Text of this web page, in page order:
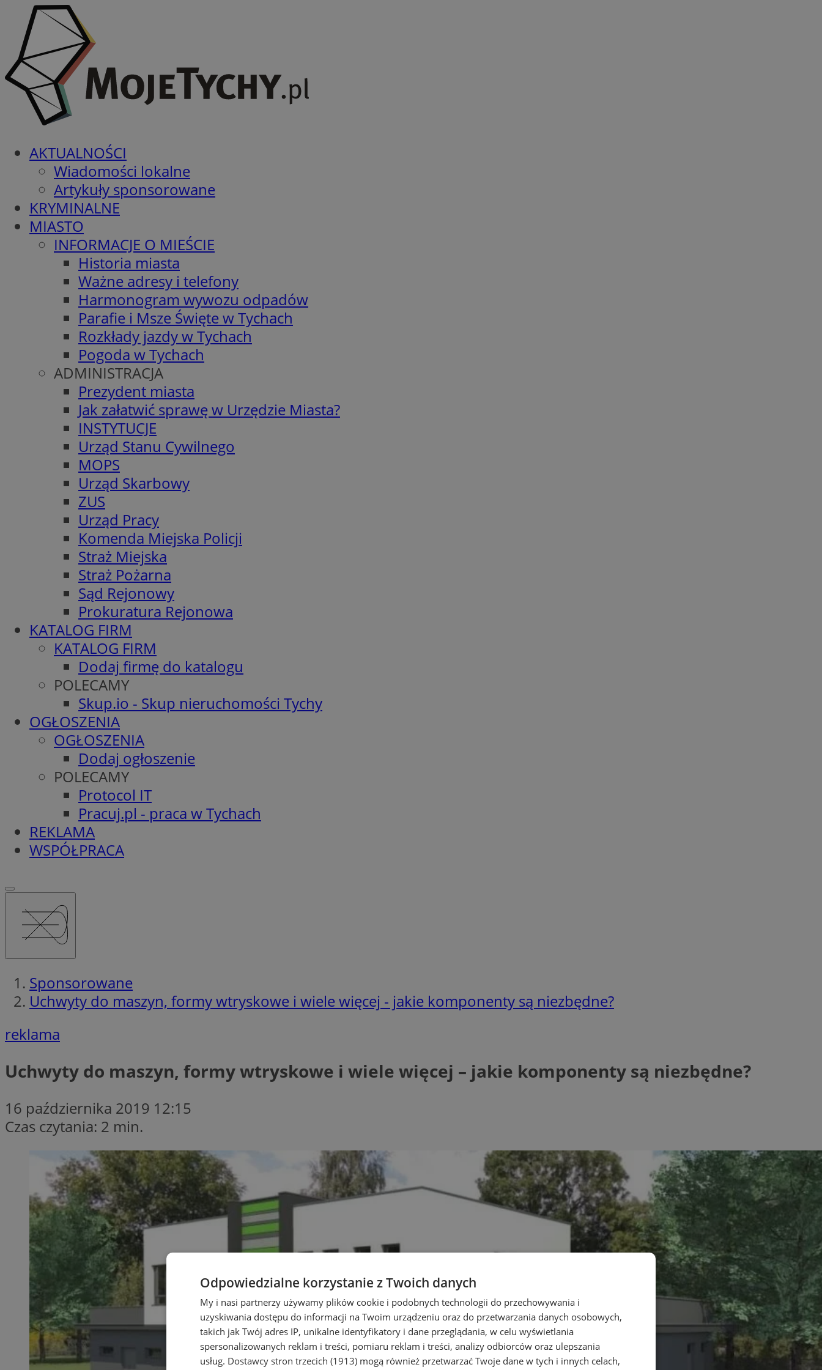
AKTUALNOŚCI
Wiadomości lokalne
Artykuły sponsorowane
KRYMINALNE
MIASTO
INFORMACJE O MIEŚCIE
Historia miasta
Ważne adresy i telefony
Harmonogram wywozu odpadów
Parafie i Msze Święte w Tychach
Rozkłady jazdy w Tychach
Pogoda w Tychach
ADMINISTRACJA
Prezydent miasta
Jak załatwić sprawę w Urzędzie Miasta?
INSTYTUCJE
Urząd Stanu Cywilnego
MOPS
Urząd Skarbowy
ZUS
Urząd Pracy
Komenda Miejska Policji
Straż Miejska
Straż Pożarna
Sąd Rejonowy
Prokuratura Rejonowa
KATALOG FIRM
KATALOG FIRM
Dodaj firmę do katalogu
POLECAMY
Skup.io - Skup nieruchomości Tychy
OGŁOSZENIA
OGŁOSZENIA
Dodaj ogłoszenie
POLECAMY
Protocol IT
Pracuj.pl - praca w Tychach
REKLAMA
WSPÓŁPRACA
Sponsorowane
Uchwyty do maszyn, formy wtryskowe i wiele więcej - jakie komponenty są niezbędne?
reklama
Uchwyty do maszyn, formy wtryskowe i wiele więcej – jakie komponenty są niezbędne?
16 października 2019 12:15
Czas czytania: 2 min.
Odpowiedzialne korzystanie z Twoich danych
My i nasi partnerzy używamy plików cookie i podobnych technologii do przechowywania i
uzyskiwania dostępu do informacji na Twoim urządzeniu oraz do przetwarzania danych osobowych,
takich jak Twój adres IP, unikalne identyfikatory i dane przeglądania, w celu wyświetlania
spersonalizowanych reklam i treści, pomiaru reklam i treści, analizy odbiorców oraz ulepszania
usług. Dostawcy stron trzecich (1913) mogą również przetwarzać Twoje dane w tych i innych celach,